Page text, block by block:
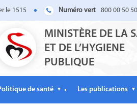
le 1515 Numéro vert 800 00 50 50
MINISTÈRE DE LA
ET DE L’HYGIENE
PUBLIQUE
de santé ▼ Les publications ▼